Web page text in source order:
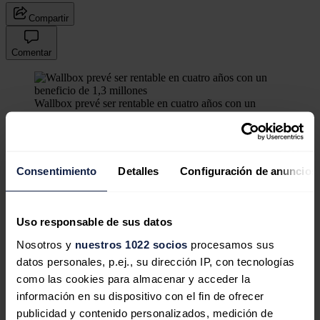
Consentimiento Detalles Configuración de anuncios
Uso responsable de sus datos
Nosotros y nuestros 1022 socios procesamos sus
datos personales, p.ej., su dirección IP, con tecnologías
como las cookies para almacenar y acceder la
información en su dispositivo con el fin de ofrecer
publicidad y contenido personalizados, medición de
Compartir
Comentar
Wallbox prevé ser rentable en cuatro años con un
beneficio de 1,3 millones
empleadosen todo el mundo y unos
Wallbox, dedicada al diseño y fabricación de cargadores para
coches eléctricos , es una de las principales empresas emergentes
españolas y recientemente entró acotizar en la Bolsa de Nueva
Yorkgracias al acuerdo de combinación de negocio alcanzado con
el vehículo de inversión Kensington Capital Acquisition Corp.